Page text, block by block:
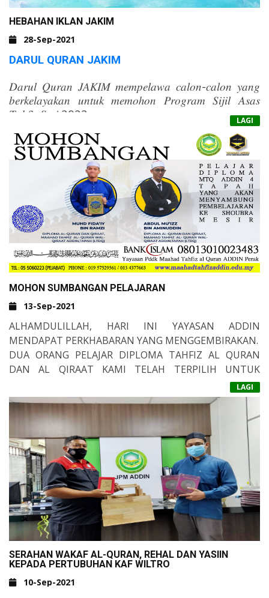
HEBAHAN IKLAN JAKIM
28-Sep-2021
DARUL QURAN JAKIM
𝐷𝑎𝑟𝑢𝑙 𝑄𝑢𝑟𝑎𝑛 𝐽𝐴𝐾𝐼𝑀 𝑚𝑒𝑚𝑝𝑒𝑙𝑎𝑤𝑎 𝑐𝑎𝑙𝑜𝑛-𝑐𝑎𝑙𝑜𝑛 𝑦𝑎𝑛𝑔
𝑏𝑒𝑟𝑘𝑒𝑙𝑎𝑦𝑎𝑘𝑎𝑛 𝑢𝑛𝑡𝑢𝑘 𝑚𝑒𝑚𝑜ℎ𝑜𝑛 𝑃𝑟𝑜𝑔𝑟𝑎𝑚 𝑆𝑖𝑗𝑖𝑙 𝐴𝑠𝑎𝑠
𝑇𝑎ℎ𝑓𝑖𝑧 𝑆𝑒𝑠𝑖 2022.
PENGAJIAN DITAWARKAN KEPADA KATEGORI-
KATEGORI BERIKUT:
&NBSP;OKU PENGLIHATAN;
MUALLAF;
ORANG ASLI; DAN
&NBSP;PRIBUMI SABAH/SARAWAK.
TARIKH AKHIR PENGHANTARAN
PERMOHONAN: 26 NOVEMBER 2021
SYARAT-SYARAT KELAYAKAN SERTA
MAKLUMAT LANJUT, SILA LAYARI:
KLIK DISINI UNTUK SEMAKAN SYARAT
LAGI
MOHON SUMBANGAN PELAJARAN
13-Sep-2021
ALHAMDULILLAH, HARI INI YAYASAN ADDIN
MENDAPAT PERKHABARAN YANG MENGGEMBIRAKAN.
DUA ORANG PELAJAR DIPLOMA TAHFIZ AL QURAN
DAN AL QIRAAT KAMI TELAH TERPILIH UNTUK
MELANJUTKAN PELAJARAN KE SHOUBRA, MESIR.
TARIKH BERLEPAS 3 OKT 2021
MEREKA IALAH:
1. ABDUL MU'IZZ BIN AMINUDDIN
2. MUHAMMAD FIDA'IY BIN RAMZI
BERAPAKAH KOS YANG TERLIBAT UNTUK PROSES KE
SANA NANTI?
UNTUK SEORANG PELAJAR;
1. KOS URUSAN DOKUMEN :
- SMUTEM DQ = RM350
- PASSPORT = RM 200
- VAKSIN POLIO = RM200
- BANKDRAFT KPT = RM 320
- VISA = RM 286
- MEDICAL CHECKUP = RM 100
2. TAMBANG : RM 1600
3. SWAB TEST : RM 150
4. BARANGAN KEPERLUAN = RM700
LAGI
SERAHAN WAKAF AL-QURAN, REHAL DAN YASIIN
KEPADA PERTUBUHAN KAF WILTRO
10-Sep-2021